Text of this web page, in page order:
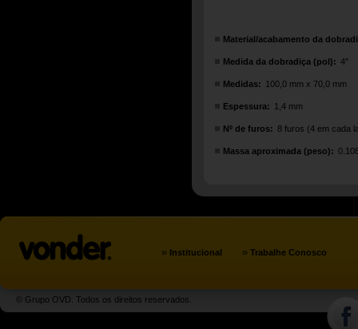
Material/acabamento da
Medida da dobradiça (pol): 4"
Medidas: 100,0 mm x 70,0 mm
Espessura: 1,4 mm
Nº de furos: 8 furos (4 em cada
Massa aproximada (peso):
» Institucional » Trabalhe Conosco
© Grupo OVD. Todos os direitos reservados.